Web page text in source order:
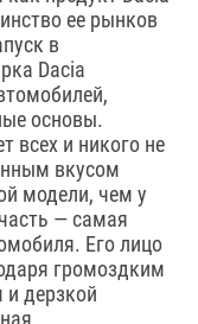
ее рынков
в
Dacia
основы.
всех и никого не
вкусом
модели, чем у
— самая
Его лицо
громоздким
дерзкой